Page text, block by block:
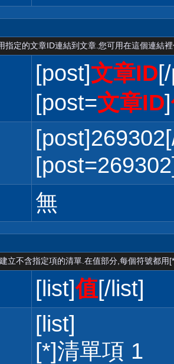
指定的文章ID連結到文章.您可用在這個連結
[post]文章ID
[post=文章ID]
無
立不含指定項的清單.在值部分,每個符號都用
[list]值[/list]
[list]
[*]清單項 1